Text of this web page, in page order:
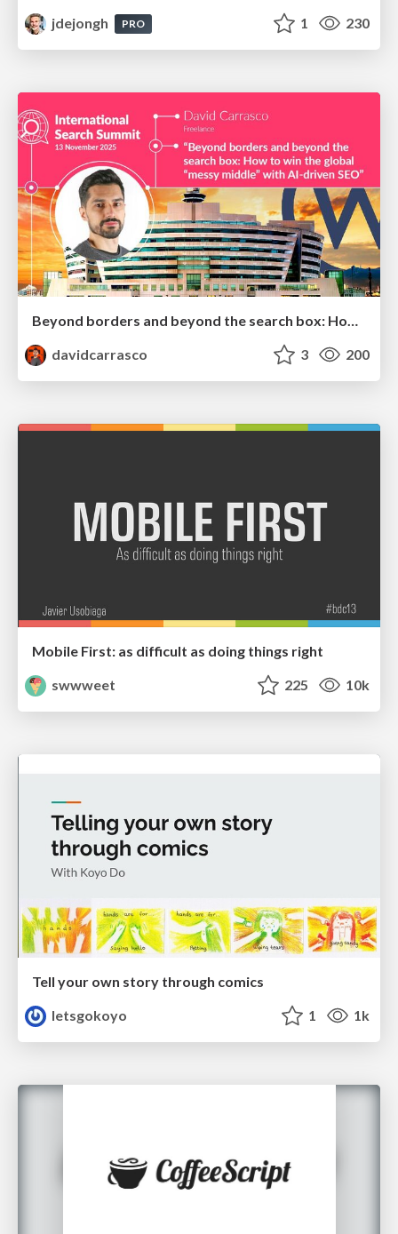
jdejongh PRO 1 230
davidcarrasco
3 200
Mobile First: as difficult as doing things right
swwweet
225 10k
Tell your own story through comics
letsgokoyo
1 1k